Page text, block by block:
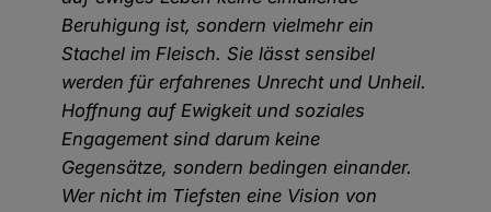
Beruhigung ist, sondern vielmehr ein
Stachel im Fleisch. Sie lässt sensibel
werden für erfahrenes Unrecht und Unheil.
Hoffnung auf Ewigkeit und soziales
Engagement sind darum keine
Gegensätze, sondern bedingen einander.
Wer nicht im Tiefsten eine Vision von